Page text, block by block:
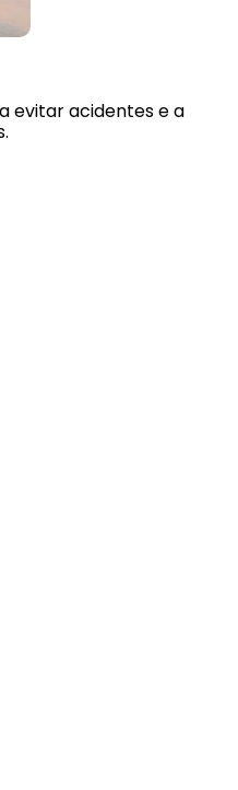
evitar acidentes e a